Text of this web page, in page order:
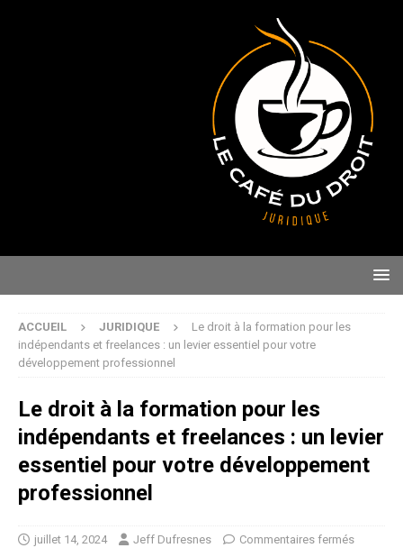
ACCUEIL JURIDIQUE
Le droit à la formation pour les
indépendants et freelances : un levier essentiel pour votre
développement professionnel
Le droit à la formation pour les
indépendants et freelances : un levier
essentiel pour votre développement
professionnel
juillet 14, 2024 Jeff Dufresnes Commentaires fermés